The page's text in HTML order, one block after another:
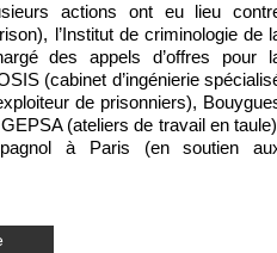
actions ont eu lieu
l’Institut de criminologie de
des appels d’offres pour
(cabinet d’ingénierie
de prisonniers),
(ateliers de travail en
à Paris (en soutien